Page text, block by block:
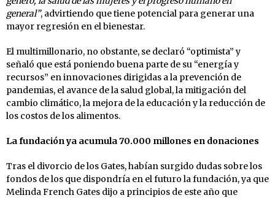
general”, advirtiendo que tiene potencial para generar una
mayor regresión en el bienestar.
El multimillonario, no obstante, se declaró “optimista” y
señaló que está poniendo buena parte de su “energía y
recursos” en innovaciones dirigidas a la prevención de
pandemias, el avance de la salud global, la mitigación del
cambio climático, la mejora de la educación y la reducción de
los costos de los alimentos.
La fundación ya acumula 70.000 millones en donaciones
Tras el divorcio de los Gates, habían surgido dudas sobre los
fondos de los que dispondría en el futuro la fundación, ya que
Melinda French Gates dijo a principios de este año que